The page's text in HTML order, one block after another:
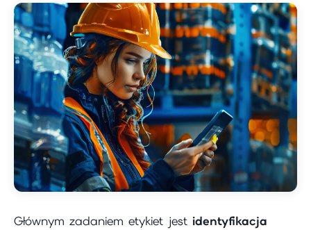
Głównym zadaniem etykiet jest identyfikacja